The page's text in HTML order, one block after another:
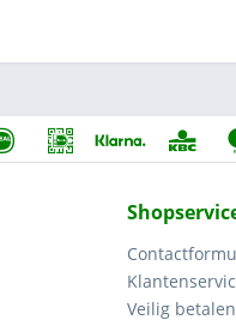
Veilig betalen